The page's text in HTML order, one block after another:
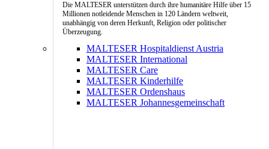
Die MALTESER unterstützen durch ihre humanitäre Hilfe über 15
Millionen notleidende Menschen in 120 Ländern weltweit,
unabhängig von deren Herkunft, Religion oder politischer
Überzeugung.
MALTESER Hospitaldienst Austria
MALTESER International
MALTESER Care
MALTESER Kinderhilfe
MALTESER Ordenshaus
MALTESER Johannesgemeinschaft